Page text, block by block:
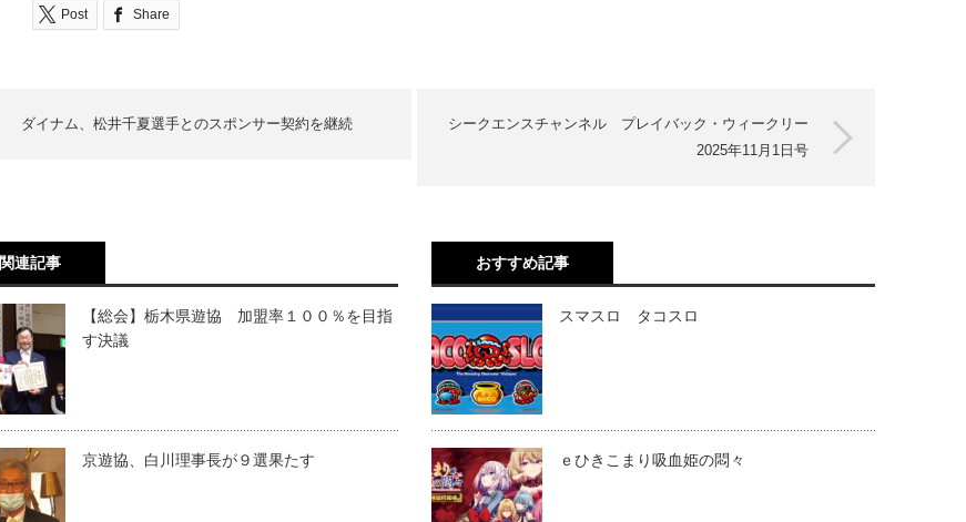
Post Share
ダイナム、松井千夏選手とのスポンサー契約を継続
シークエンスチャンネル プレイバック・ウィークリー
2025年11月1日号
関連記事
【総会】栃木県遊協 加盟率１００％を目指
す決議
京遊協、白川理事長が９選果たす
おすすめ記事
スマスロ タコスロ
ｅひきこまり吸血姫の悶々